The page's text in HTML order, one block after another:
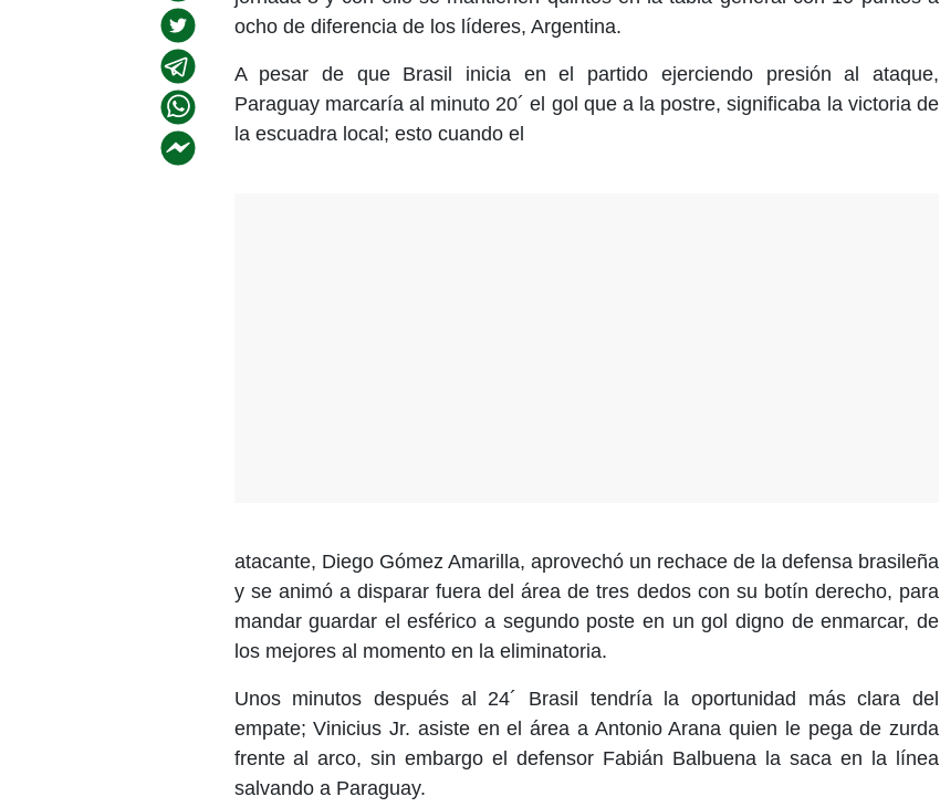
ocho de diferencia de los líderes, Argentina.
A pesar de que Brasil inicia en el partido ejerciendo presión al ataque,
Paraguay marcaría al minuto 20´ el gol que a la postre, significaba la victoria de
la escuadra local; esto cuando el
atacante, Diego Gómez Amarilla, aprovechó un rechace de la defensa brasileña
y se animó a disparar fuera del área de tres dedos con su botín derecho, para
mandar guardar el esférico a segundo poste en un gol digno de enmarcar, de
los mejores al momento en la eliminatoria.
Unos minutos después al 24´ Brasil tendría la oportunidad más clara del
empate; Vinicius Jr. asiste en el área a Antonio Arana quien le pega de zurda
frente al arco, sin embargo el defensor Fabián Balbuena la saca en la línea
salvando a Paraguay.